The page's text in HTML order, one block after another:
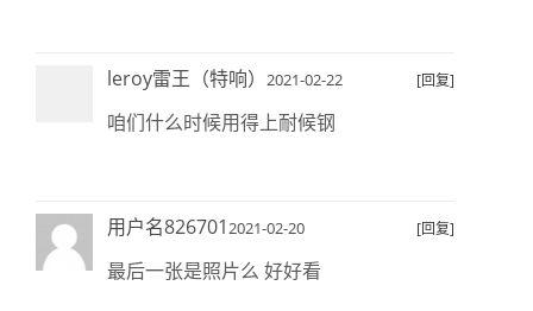
leroy雷王（特响） 2021-02-22 [回复]
咱们什么时候用得上耐候钢
用户名826701 2021-02-20 [回复]
最后一张是照片么 好好看